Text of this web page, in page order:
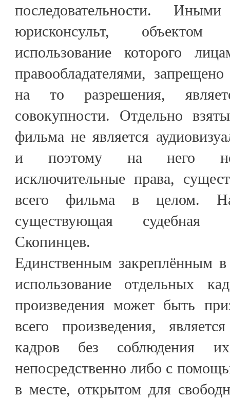
последовательности.
юрисконсульт,
использование которого
правообладателями,
на то разрешения,
совокупности. Отдельно
фильма не является
и поэтому на него не
исключительные права,
всего фильма в целом.
существующая судебная
Скопинцев.
Единственным закреплённым в
использование отдельных
произведения может быть
всего произведения,
кадров без соблюдения их
непосредственно либо с
в месте, открытом для